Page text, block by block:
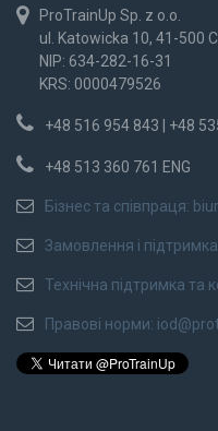
ProTrainUp Sp. z o.o.
ul. Katowicka 10, 41-500
NIP: 634-282-16-31
KRS: 0000479526
+48 516 954 843 | +48
+48 513 360 761 ENG
Бізнес та співпраця:
Замовлення і
Технічна підтримка та
Правові норми: